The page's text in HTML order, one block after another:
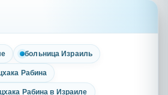
больница Израиль
Рабина
Рабина в Израиле